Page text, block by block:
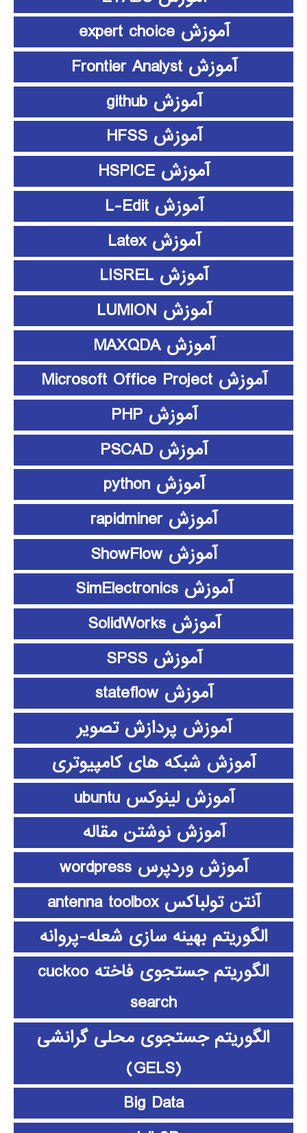
آموزش expert choice
آموزش Frontier Analyst
آموزش github
آموزش HFSS
آموزش HSPICE
آموزش L-Edit
آموزش Latex
آموزش LISREL
آموزش LUMION
آموزش MAXQDA
آموزش Microsoft Office Project
آموزش PHP
آموزش PSCAD
آموزش python
آموزش rapidminer
آموزش ShowFlow
آموزش SimElectronics
آموزش SolidWorks
آموزش SPSS
آموزش stateflow
آموزش پردازش تصویر
آموزش شبکه های کامپیوتری
آموزش لینوکس ubuntu
آموزش نوشتن مقاله
آموزش وردپرس wordpress
آنتن تولباکس antenna toolbox
الگوریتم بهینه سازی شعله-پروانه
الگوریتم جستجوی فاخته cuckoo
search
الگوریتم جستجوی محلی گرانشی
(GELS)
Big Data